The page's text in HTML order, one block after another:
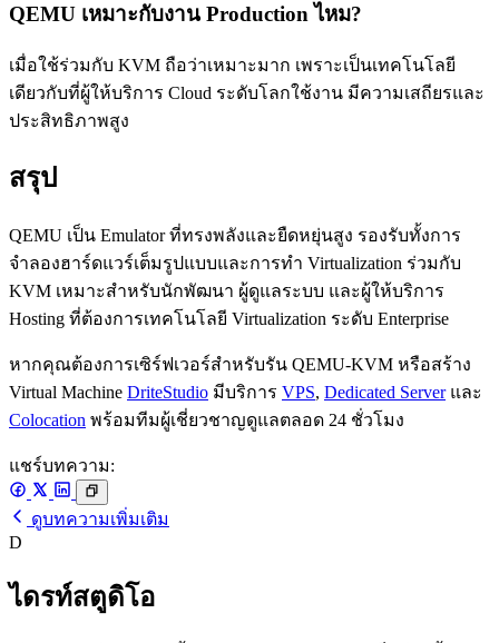
QEMU เหมาะกับงาน Production ไหม?
เมื่อใช้ร่วมกับ KVM ถือว่าเหมาะมาก เพราะเป็นเทคโนโลยี
เดียวกับที่ผู้ให้บริการ Cloud ระดับโลกใช้งาน มีความเสถียรและ
ประสิทธิภาพสูง
สรุป
QEMU เป็น Emulator ที่ทรงพลังและยืดหยุ่นสูง รองรับทั้งการ
จำลองฮาร์ดแวร์เต็มรูปแบบและการทำ Virtualization ร่วมกับ
KVM เหมาะสำหรับนักพัฒนา ผู้ดูแลระบบ และผู้ให้บริการ
Hosting ที่ต้องการเทคโนโลยี Virtualization ระดับ Enterprise
หากคุณต้องการเซิร์ฟเวอร์สำหรับรัน QEMU-KVM หรือสร้าง
Virtual Machine DriteStudio มีบริการ VPS, Dedicated Serverและ
Colocation พร้อมทีมผู้เชี่ยวชาญดูแลตลอด 24 ชั่วโมง
แชร์บทความ:
ดูบทความเพิ่มเติม
D
ไดรท์สตูดิโอ